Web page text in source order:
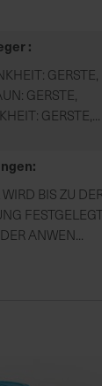
GERSTE,
GERSTE,...
BIS ZU
ANWEN...